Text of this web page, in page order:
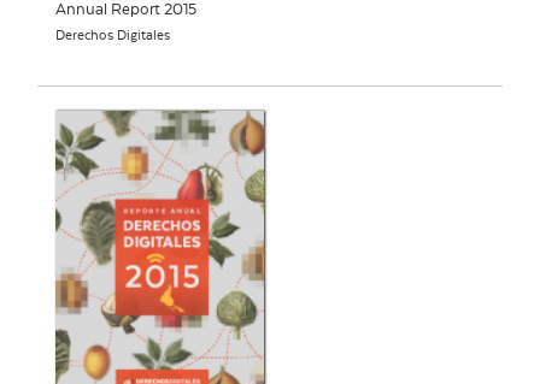
Annual Report 2015
Derechos Digitales